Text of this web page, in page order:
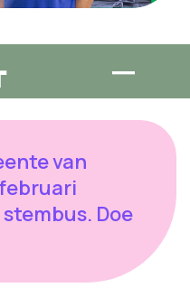
van
Doe